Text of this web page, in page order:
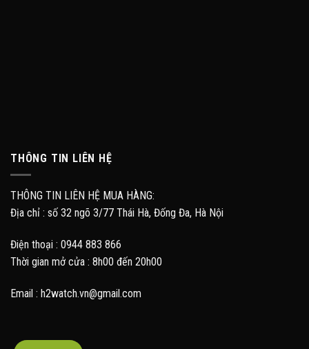
THÔNG TIN LIÊN HỆ
THÔNG TIN LIÊN HỆ MUA HÀNG:
Địa chỉ : số 32 ngõ 3/77 Thái Hà, Đống Đa, Hà Nội
Điện thoại : 0944 883 866
Thời gian mở cửa : 8h00 đến 20h00
Email : h2watch.vn@gmail.com